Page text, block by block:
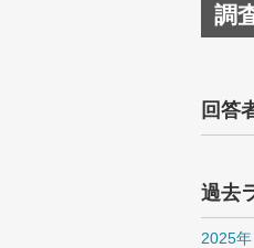
調
回答
過去
2025年